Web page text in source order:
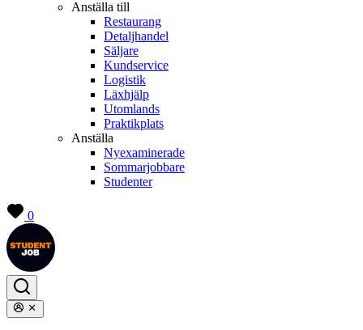
Anställa till
Restaurang
Detaljhandel
Säljare
Kundservice
Logistik
Läxhjälp
Utomlands
Praktikplats
Anställa
Nyexaminerade
Sommarjobbare
Studenter
0